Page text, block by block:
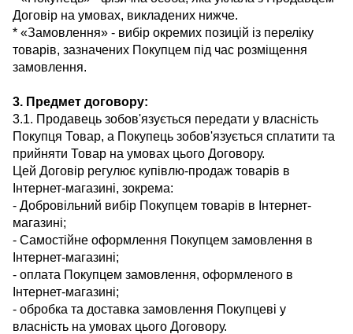
Договір на умовах, викладених нижче.
* «Замовлення» - вибір окремих позицій із переліку
товарів, зазначених Покупцем під час розміщення
замовлення.
3. Предмет договору:
3.1. Продавець зобов'язується передати у власність
Покупця Товар, а Покупець зобов'язується сплатити та
прийняти Товар на умовах цього Договору.
Цей Договір регулює купівлю-продаж товарів в
Інтернет-магазині, зокрема:
- Добровільний вибір Покупцем товарів в Інтернет-
магазині;
- Самостійне оформлення Покупцем замовлення в
Інтернет-магазині;
- оплата Покупцем замовлення, оформленого в
Інтернет-магазині;
- обробка та доставка замовлення Покупцеві у
власність на умовах цього Договору.